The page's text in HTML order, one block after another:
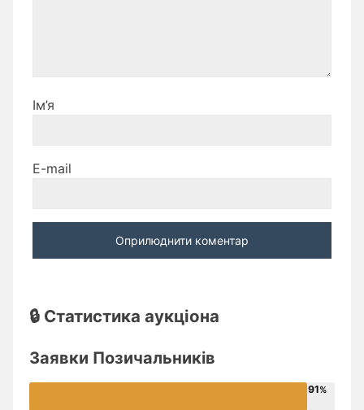
Ім’я
E-mail
🔒 Статистика аукціона
Заявки Позичальників
91